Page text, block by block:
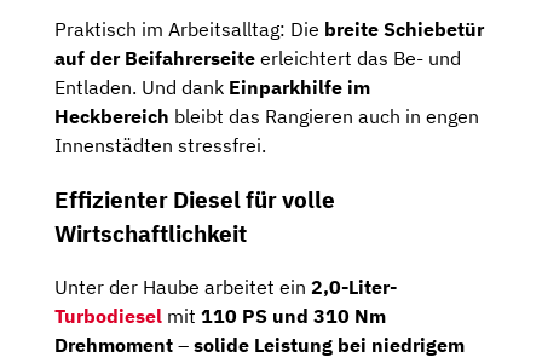
Praktisch im Arbeitsalltag: Die breite Schiebetür
auf der Beifahrerseite erleichtert das Be- und
Entladen. Und dank Einparkhilfe im
Heckbereich bleibt das Rangieren auch in engen
Innenstädten stressfrei.
Effizienter Diesel für volle
Wirtschaftlichkeit
Unter der Haube arbeitet ein 2,0-Liter-
Turbodiesel mit 110 PS und 310 Nm
Drehmoment – ​​solide Leistung bei niedrigem